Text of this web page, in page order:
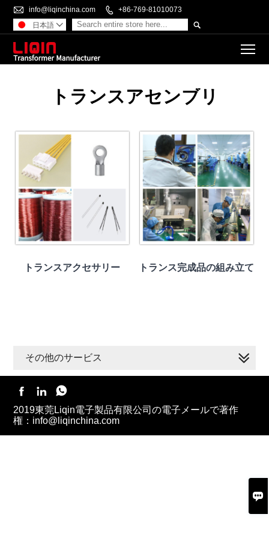

 info@liqinchina.com  +86-769-81010073

日本語 
トランスアセンブリ
トランスアクセサリー トランス完成品の組み立て
その他のサービス
  
2019東莞Liqin電子製品有限公司の電子メールで著作
権：info@liqinchina.com